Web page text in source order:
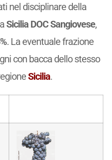
nel disciplinare della
Sicilia DOC Sangiovese,
. La eventuale frazione
con bacca dello stesso
Sicilia.